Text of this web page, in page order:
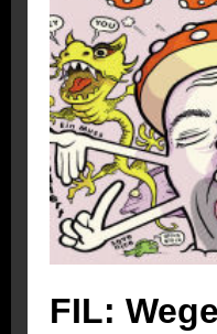
FIL: